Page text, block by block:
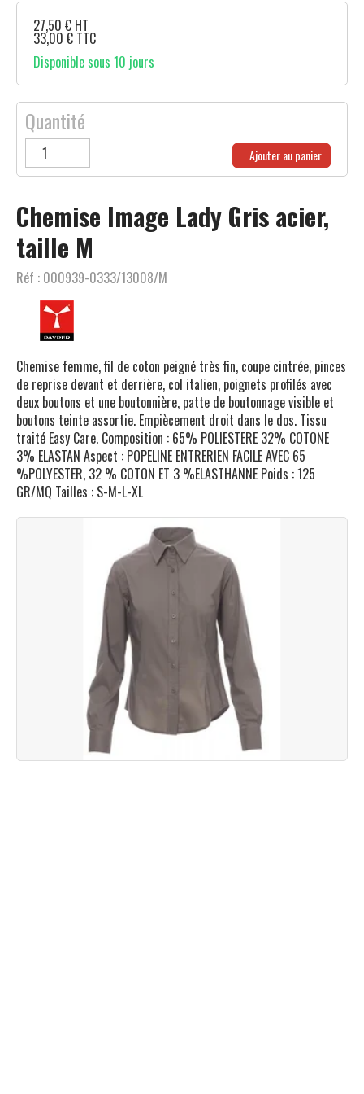
Chemise Image Lady Gris acier,
taille M
Réf : 000939-0333/13008/M
Chemise femme, fil de coton peigné très fin, coupe cintrée, pinces
de reprise devant et derrière, col italien, poignets profilés avec
deux boutons et une boutonnière, patte de boutonnage visible et
boutons teinte assortie. Empiècement droit dans le dos. Tissu
traité Easy Care. Composition : 65% POLIESTERE 32% COTONE
3% ELASTAN Aspect : POPELINE ENTRERIEN FACILE AVEC 65
%POLYESTER, 32 % COTON ET 3 %ELASTHANNE Poids : 125
GR/MQ Tailles : S-M-L-XL
27,50 € HT
33,00 € TTC
Disponible sous 10 jours
Quantité
Ajouter au panier